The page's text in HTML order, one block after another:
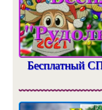
Бесплатный